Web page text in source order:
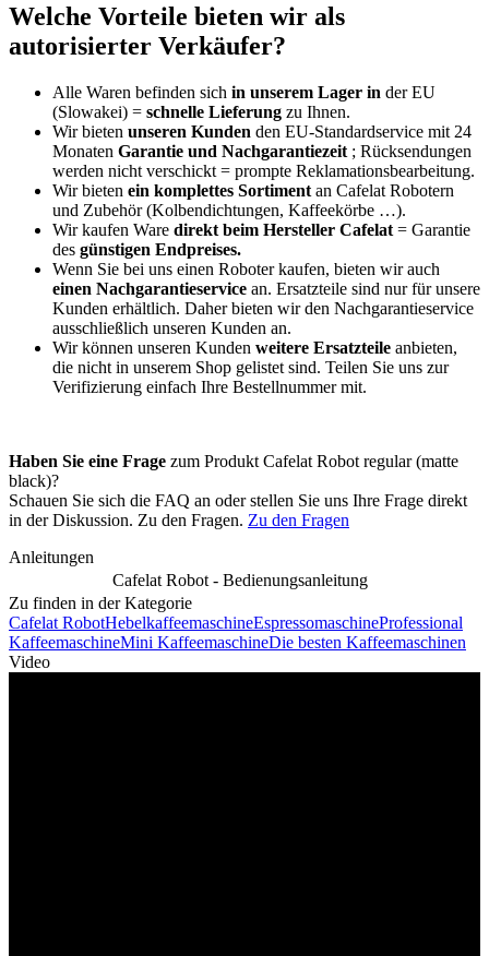
Welche Vorteile bieten wir als
autorisierter Verkäufer?
Alle Waren befinden sich in unserem Lager in der EU
(Slowakei) = schnelle Lieferung zu Ihnen.
Wir bieten unseren Kunden den EU-Standardservice mit 24
Monaten Garantie und Nachgarantiezeit ; Rücksendungen
werden nicht verschickt = prompte Reklamationsbearbeitung.
Wir bieten ein komplettes Sortiment an Cafelat Robotern
und Zubehör (Kolbendichtungen, Kaffeekörbe …).
Wir kaufen Ware direkt beim Hersteller Cafelat = Garantie
des günstigen Endpreises.
Wenn Sie bei uns einen Roboter kaufen, bieten wir auch
einen Nachgarantieservice an. Ersatzteile sind nur für unsere
Kunden erhältlich. Daher bieten wir den Nachgarantieservice
ausschließlich unseren Kunden an.
Wir können unseren Kunden weitere Ersatzteile anbieten,
die nicht in unserem Shop gelistet sind. Teilen Sie uns zur
Verifizierung einfach Ihre Bestellnummer mit.
Haben Sie eine Frage zum Produkt Cafelat Robot regular (matte
black)?
Schauen Sie sich die FAQ an oder stellen Sie uns Ihre Frage direkt
in der Diskussion. Zu den Fragen. Zu den Fragen
Anleitungen
Cafelat Robot - Bedienungsanleitung
Zu finden in der Kategorie
Cafelat RobotHebelkaffeemaschineEspressomaschineProfessional
KaffeemaschineMini KaffeemaschineDie besten Kaffeemaschinen
Video